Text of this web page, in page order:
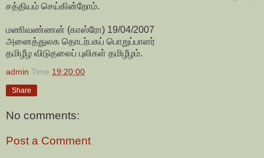
சத்தியம் செய்கின்றோம்.
மணிவண்ணன் (காஸ்ரோ) 19/04/2007
அனைத்துலக தொடர்பகப் பொறுப்பாளர்
தமிழீழ விடுதலைப் புலிகள் தமிழீழம்.
admin Time 19:20:00
Share
No comments:
Post a Comment